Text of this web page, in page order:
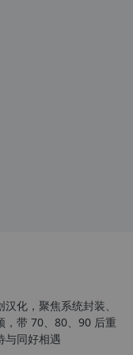
化，聚焦系统封装、
，带 70、80、90 后重
与同好相遇